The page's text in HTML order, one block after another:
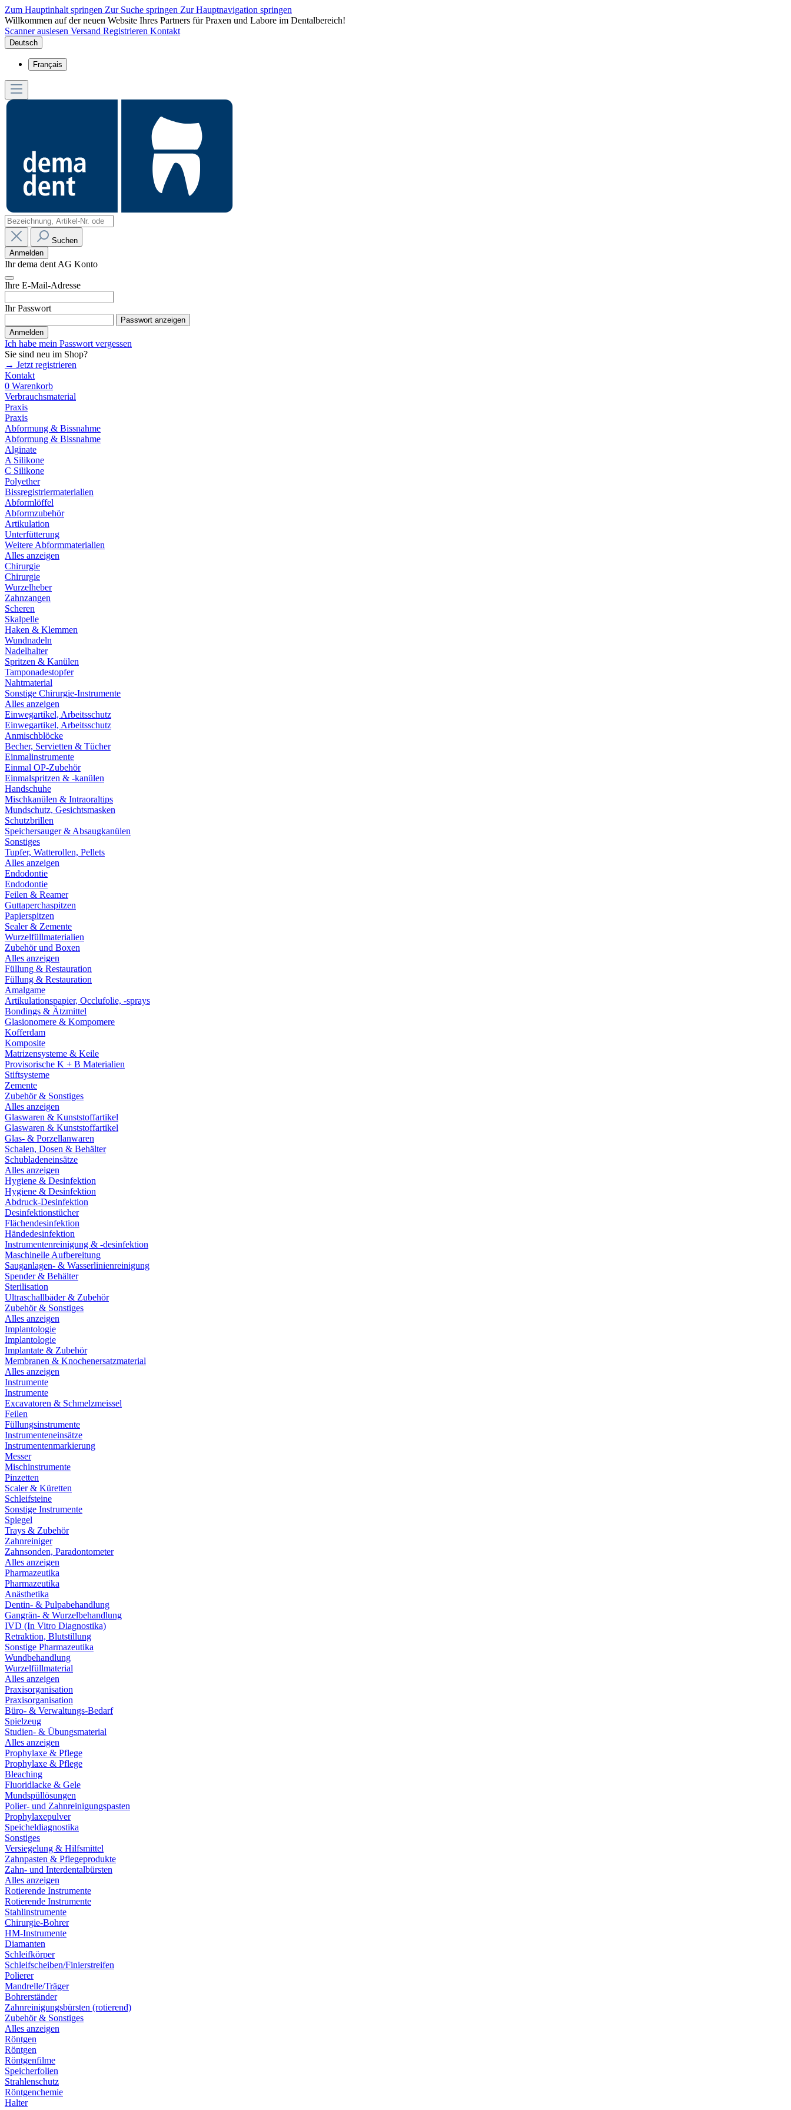
Zum Hauptinhalt springen Zur Suche springen Zur Hauptnavigation springen
Willkommen auf der neuen Website Ihres Partners für Praxen und Labore im Dentalbereich!
Scanner auslesen Versand Registrieren Kontakt
Deutsch
Français
Suchen
Anmelden
Ihr dema dent AG Konto
Ihre E-Mail-Adresse
Ihr Passwort
Passwort anzeigen
Anmelden
Ich habe mein Passwort vergessen
Sie sind neu im Shop?
→ Jetzt registrieren
Kontakt
0 Warenkorb
Verbrauchsmaterial
Praxis
Praxis
Abformung & Bissnahme
Abformung & Bissnahme
Alginate
A Silikone
C Silikone
Polyether
Bissregistriermaterialien
Abformlöffel
Abformzubehör
Artikulation
Unterfütterung
Weitere Abformmaterialien
Alles anzeigen
Chirurgie
Chirurgie
Wurzelheber
Zahnzangen
Scheren
Skalpelle
Haken & Klemmen
Wundnadeln
Nadelhalter
Spritzen & Kanülen
Tamponadestopfer
Nahtmaterial
Sonstige Chirurgie-Instrumente
Alles anzeigen
Einwegartikel, Arbeitsschutz
Einwegartikel, Arbeitsschutz
Anmischblöcke
Becher, Servietten & Tücher
Einmalinstrumente
Einmal OP-Zubehör
Einmalspritzen & -kanülen
Handschuhe
Mischkanülen & Intraoraltips
Mundschutz, Gesichtsmasken
Schutzbrillen
Speichersauger & Absaugkanülen
Sonstiges
Tupfer, Watterollen, Pellets
Alles anzeigen
Endodontie
Endodontie
Feilen & Reamer
Guttaperchaspitzen
Papierspitzen
Sealer & Zemente
Wurzelfüllmaterialien
Zubehör und Boxen
Alles anzeigen
Füllung & Restauration
Füllung & Restauration
Amalgame
Artikulationspapier, Occlufolie, -sprays
Bondings & Ätzmittel
Glasionomere & Kompomere
Kofferdam
Komposite
Matrizensysteme & Keile
Provisorische K + B Materialien
Stiftsysteme
Zemente
Zubehör & Sonstiges
Alles anzeigen
Glaswaren & Kunststoffartikel
Glaswaren & Kunststoffartikel
Glas- & Porzellanwaren
Schalen, Dosen & Behälter
Schubladeneinsätze
Alles anzeigen
Hygiene & Desinfektion
Hygiene & Desinfektion
Abdruck-Desinfektion
Desinfektionstücher
Flächendesinfektion
Händedesinfektion
Instrumentenreinigung & -desinfektion
Maschinelle Aufbereitung
Sauganlagen- & Wasserlinienreinigung
Spender & Behälter
Sterilisation
Ultraschallbäder & Zubehör
Zubehör & Sonstiges
Alles anzeigen
Implantologie
Implantologie
Implantate & Zubehör
Membranen & Knochenersatzmaterial
Alles anzeigen
Instrumente
Instrumente
Excavatoren & Schmelzmeissel
Feilen
Füllungsinstrumente
Instrumenteneinsätze
Instrumentenmarkierung
Messer
Mischinstrumente
Pinzetten
Scaler & Küretten
Schleifsteine
Sonstige Instrumente
Spiegel
Trays & Zubehör
Zahnreiniger
Zahnsonden, Paradontometer
Alles anzeigen
Pharmazeutika
Pharmazeutika
Anästhetika
Dentin- & Pulpabehandlung
Gangrän- & Wurzelbehandlung
IVD (In Vitro Diagnostika)
Retraktion, Blutstillung
Sonstige Pharmazeutika
Wundbehandlung
Wurzelfüllmaterial
Alles anzeigen
Praxisorganisation
Praxisorganisation
Büro- & Verwaltungs-Bedarf
Spielzeug
Studien- & Übungsmaterial
Alles anzeigen
Prophylaxe & Pflege
Prophylaxe & Pflege
Bleaching
Fluoridlacke & Gele
Mundspüllösungen
Polier- und Zahnreinigungspasten
Prophylaxepulver
Speicheldiagnostika
Sonstiges
Versiegelung & Hilfsmittel
Zahnpasten & Pflegeprodukte
Zahn- und Interdentalbürsten
Alles anzeigen
Rotierende Instrumente
Rotierende Instrumente
Stahlinstrumente
Chirurgie-Bohrer
HM-Instrumente
Diamanten
Schleifkörper
Schleifscheiben/Finierstreifen
Polierer
Mandrelle/Träger
Bohrerständer
Zahnreinigungsbürsten (rotierend)
Zubehör & Sonstiges
Alles anzeigen
Röntgen
Röntgen
Röntgenfilme
Speicherfolien
Strahlenschutz
Röntgenchemie
Halter